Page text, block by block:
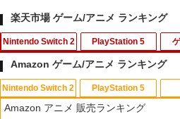
楽天市場 ゲーム/アニメ ランキング
Nintendo Switch 2
1
カードケー
witch 2 Pixel -
PlayStation 5
1
[メール便OK]
24［PS5版］[
Amazon ゲーム/アニメ ランキング
Nintendo Switch 2 PlayStation 5
Amazon アニメ 販売ランキング